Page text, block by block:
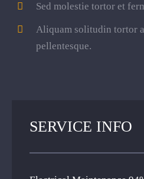
Sed molestie tortor et
Aliquam solitudin tortor
pellentesque.
SERVICE INFO